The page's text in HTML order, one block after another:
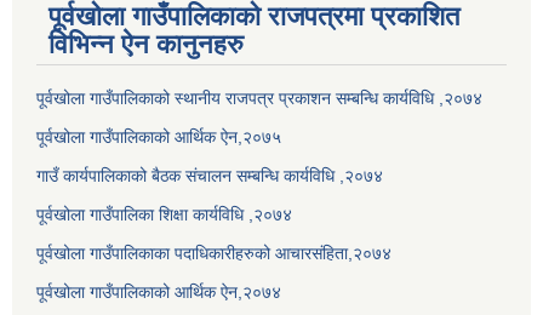
पूर्वखोला गाउँपालिकाको राजपत्रमा प्रकाशित
विभिन्न ऐन कानुनहरु
पूर्वखोला गाउँपालिकाको स्थानीय राजपत्र प्रकाशन सम्बन्धि कार्यविधि ,२०७४
पूर्वखोला गाउँपालिकाको आर्थिक ऐन,२०७५
गाउँ कार्यपालिकाको बैठक संचालन सम्बन्धि कार्यविधि ,२०७४
पूर्वखोला गाउँपालिका शिक्षा कार्यविधि ,२०७४
पूर्वखोला गाउँपालिकाका पदाधिकारीहरुको आचारसंहिता,२०७४
पूर्वखोला गाउँपालिकाको आर्थिक ऐन,२०७४